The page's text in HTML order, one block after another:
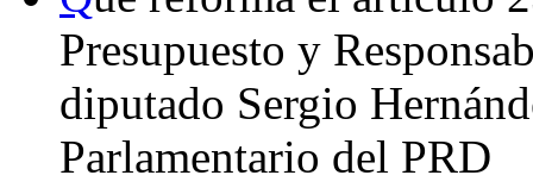
Presupuesto y
diputado Sergio
Parlamentario del PRD